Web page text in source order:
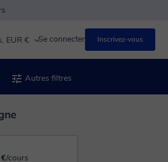
EUR € Se connecter Inscrivez-vous
Autres filtres
/cours